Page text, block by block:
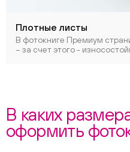
Плотные листы
В фотокниге Премиум
– за счет этого -
В каких
оформить